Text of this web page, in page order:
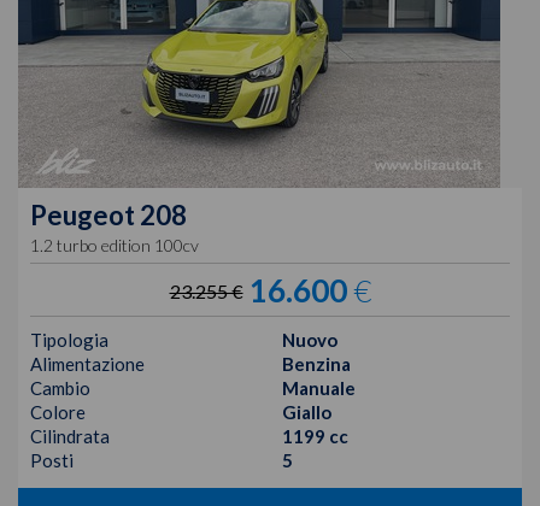
Peugeot 208
1.2 turbo edition 100cv
23.255 € 16.600€
Tipologia
Nuovo
Alimentazione
Benzina
Cambio
Manuale
Colore
Giallo
Cilindrata
1199 cc
Posti
5